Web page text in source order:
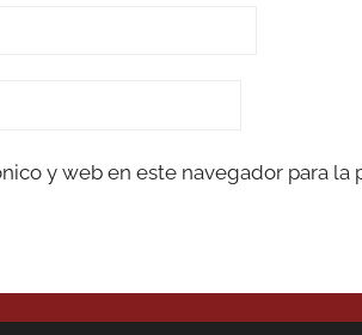
y web en este navegador para la